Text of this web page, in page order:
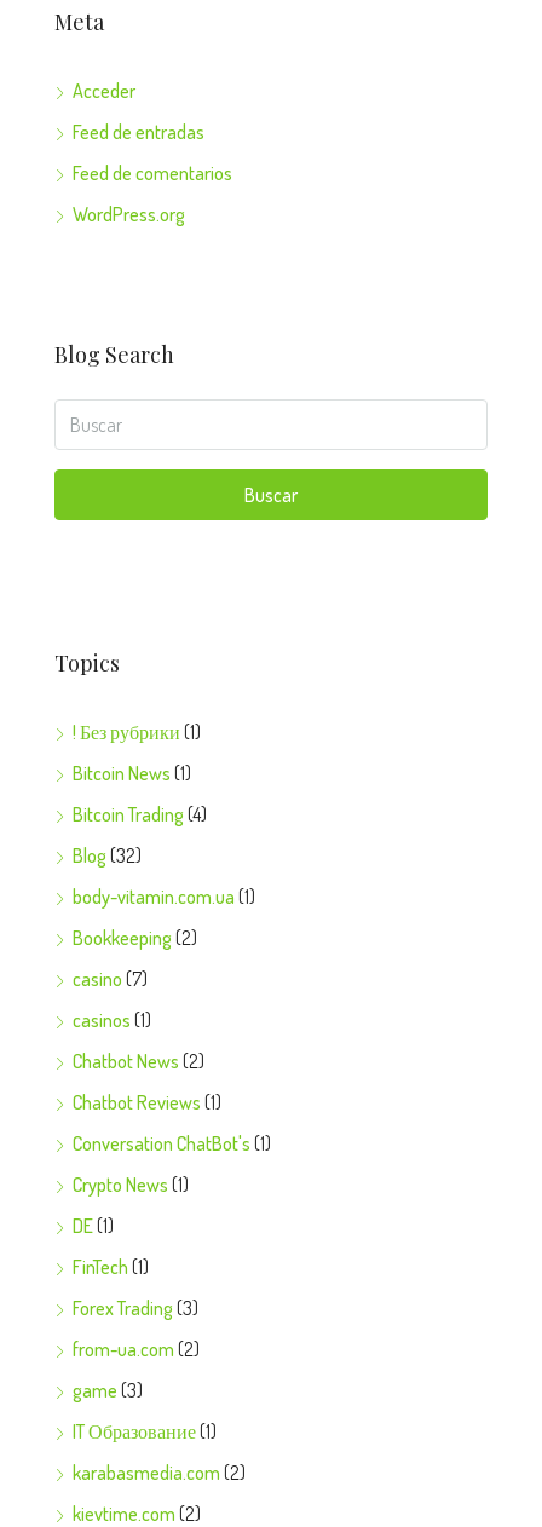
Meta
Acceder
Feed de entradas
Feed de comentarios
WordPress.org
Blog Search
Buscar
Topics
! Без рубрики (1)
Bitcoin News (1)
Bitcoin Trading (4)
Blog (32)
body-vitamin.com.ua (1)
Bookkeeping (2)
casino (7)
casinos (1)
Chatbot News (2)
Chatbot Reviews (1)
Conversation ChatBot's (1)
Crypto News (1)
DE(1)
FinTech (1)
Forex Trading (3)
from-ua.com (2)
game (3)
IT Образование(1)
karabasmedia.com (2)
kievtime.com (2)